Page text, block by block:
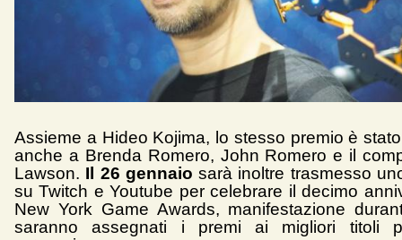
Assieme a Hideo Kojima, lo stesso premio è
anche a Brenda Romero, John Romero e il
Lawson. Il 26 gennaio sarà inoltre trasmesso
su Twitch e Youtube per celebrare il decimo
New York Game Awards, manifestazione
saranno assegnati i premi ai migliori titoli